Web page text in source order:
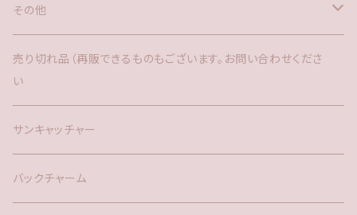
その他
バックチャーム
時計
サンキャッチャー
売り切れ品（再販できるものもございます。お問い合わせくださ
い
サンキャッチャー
バックチャーム